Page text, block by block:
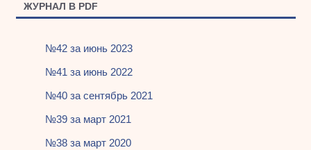
ЖУРНАЛ В PDF
№42 за июнь 2023
№41 за июнь 2022
№40 за сентябрь 2021
№39 за март 2021
№38 за март 2020